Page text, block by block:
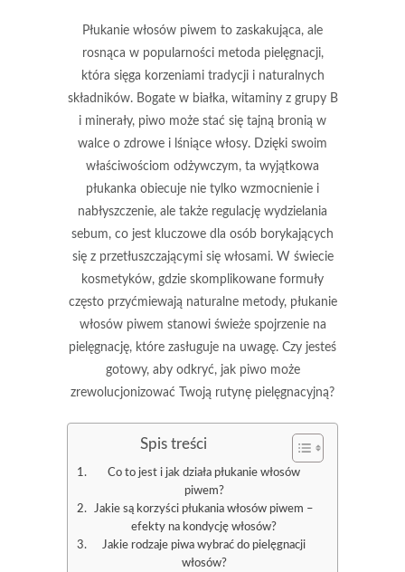
Płukanie włosów piwem to zaskakująca, ale
rosnąca w popularności metoda pielęgnacji,
która sięga korzeniami tradycji i naturalnych
składników. Bogate w białka, witaminy z grupy B
i minerały, piwo może stać się tajną bronią w
walce o zdrowe i lśniące włosy. Dzięki swoim
właściwościom odżywczym, ta wyjątkowa
płukanka obiecuje nie tylko wzmocnienie i
nabłyszczenie, ale także regulację wydzielania
sebum, co jest kluczowe dla osób borykających
się z przetłuszczającymi się włosami. W świecie
kosmetyków, gdzie skomplikowane formuły
często przyćmiewają naturalne metody, płukanie
włosów piwem stanowi świeże spojrzenie na
pielęgnację, które zasługuje na uwagę. Czy jesteś
gotowy, aby odkryć, jak piwo może
zrewolucjonizować Twoją rutynę pielęgnacyjną?
Spis treści
Co to jest i jak działa płukanie włosów
piwem?
Jakie są korzyści płukania włosów piwem –
efekty na kondycję włosów?
Jakie rodzaje piwa wybrać do pielęgnacji
włosów?